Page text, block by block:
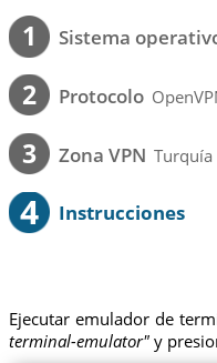
1 Sistema
2 Protocolo
3 Zona VPN Turquía
4 Instrucciones
Ejecutar emulador de
terminal-emulator"y